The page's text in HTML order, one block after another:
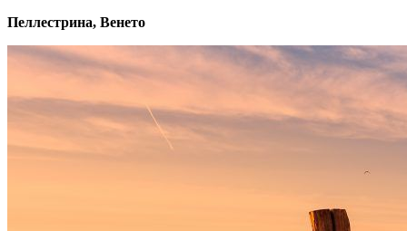
Пеллестрина, Венето